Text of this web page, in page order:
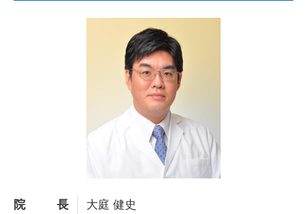
院長 大庭 健史